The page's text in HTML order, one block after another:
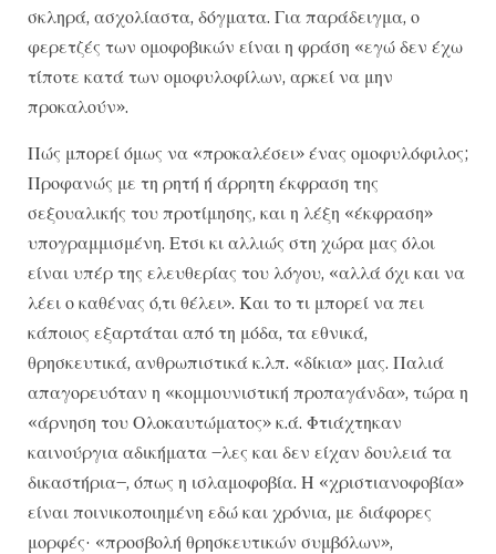
σκληρά, ασχολίαστα, δόγματα. Για παράδειγμα, ο
φερετζές των ομοφοβικών είναι η φράση «εγώ δεν έχω
τίποτε κατά των ομοφυλοφίλων, αρκεί να μην
προκαλούν».
Πώς μπορεί όμως να «προκαλέσει» ένας ομοφυλόφιλος;
Προφανώς με τη ρητή ή άρρητη έκφραση της
σεξουαλικής του προτίμησης, και η λέξη «έκφραση»
υπογραμμισμένη. Ετσι κι αλλιώς στη χώρα μας όλοι
είναι υπέρ της ελευθερίας του λόγου, «αλλά όχι και να
λέει ο καθένας ό,τι θέλει». Και το τι μπορεί να πει
κάποιος εξαρτάται από τη μόδα, τα εθνικά,
θρησκευτικά, ανθρωπιστικά κ.λπ. «δίκια» μας. Παλιά
απαγορευόταν η «κομμουνιστική προπαγάνδα», τώρα η
«άρνηση του Ολοκαυτώματος» κ.ά. Φτιάχτηκαν
καινούργια αδικήματα –λες και δεν είχαν δουλειά τα
δικαστήρια–, όπως η ισλαμοφοβία. Η «χριστιανοφοβία»
είναι ποινικοποιημένη εδώ και χρόνια, με διάφορες
μορφές· «προσβολή θρησκευτικών συμβόλων»,